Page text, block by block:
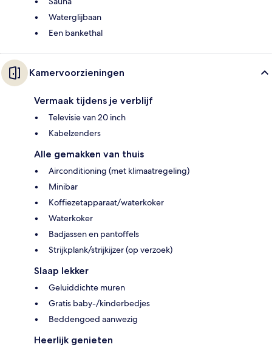
Waterglijbaan
Een bankethal
Kamervoorzieningen
Vermaak tijdens je verblijf
Televisie van 20 inch
Kabelzenders
Alle gemakken van thuis
Airconditioning (met klimaatregeling)
Minibar
Koffiezetapparaat/waterkoker
Waterkoker
Badjassen en pantoffels
Strijkplank/strijkijzer (op verzoek)
Slaap lekker
Geluiddichte muren
Gratis baby-/kinderbedjes
Beddengoed aanwezig
Heerlijk genieten